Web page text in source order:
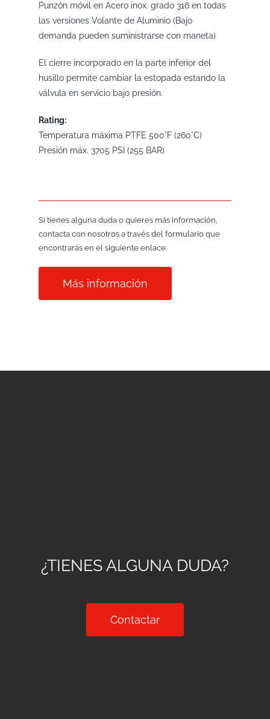
Punzón móvil en Acero inox. grado 316 en todas
las versiones Volante de Aluminio (Bajo
demanda pueden suministrarse con maneta)
El cierre incorporado en la parte inferior del
husillo permite cambiar la estopada estando la
válvula en servicio bajo presión.
Rating:
Temperatura máxima PTFE 500°F (260°C)
Presión máx. 3705 PSI (255 BAR)
Si tienes alguna duda o quieres más información,
contacta con nosotros a través del formulario que
encontrarás en el siguiente enlace:
Más información
¿TIENES ALGUNA DUDA?
Contactar